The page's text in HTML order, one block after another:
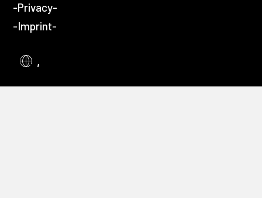
-Privacy-
-Imprint-
,